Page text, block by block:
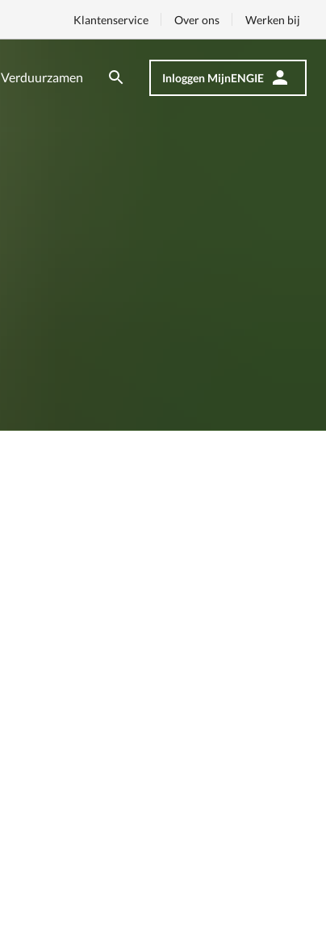
Zoeken
Verduurzamen
Klantenservice Over ons Werken bij
Zoeken Inloggen MijnENGIE